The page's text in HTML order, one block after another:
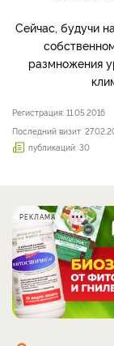
Сейчас, будучи
размножения
Регистрация: 11.05.2016
Последний визит:
публикаций: 30
РЕКЛАМА